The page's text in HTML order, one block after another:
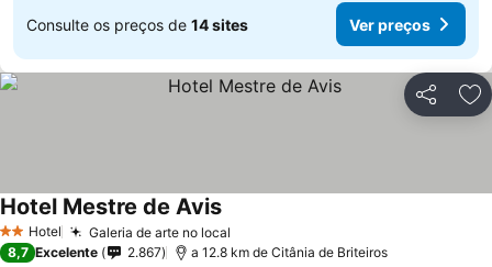
Consulte os preços de 14 sites Ver preços
Partilhar
2 Estrelas
Hotel Galeria de arte no local
Hotel Mestre de Avis
8,7 Excelente 2.867 a 12.8 km de Citânia de Briteiros